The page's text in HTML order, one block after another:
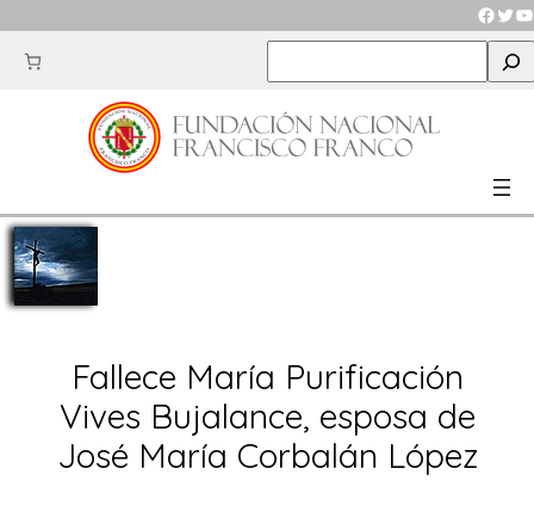
al
contenido
e
r
c
Fallece María Purificación
Vives Bujalance, esposa de
José María Corbalán López